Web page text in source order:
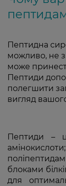
Пептидна
можливо, не
може
Пептиди
полегшити
вигляд
Пептиди –
блоками
для